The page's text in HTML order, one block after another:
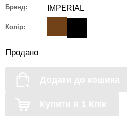
Бренд: IMPERIAL
Колір:
Продано
Додати до кошика
Купити в 1 Клік